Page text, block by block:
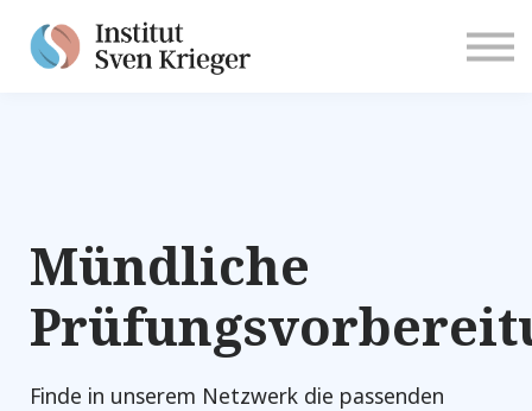
Mündliche
Finde in unserem Netzwerk die passenden